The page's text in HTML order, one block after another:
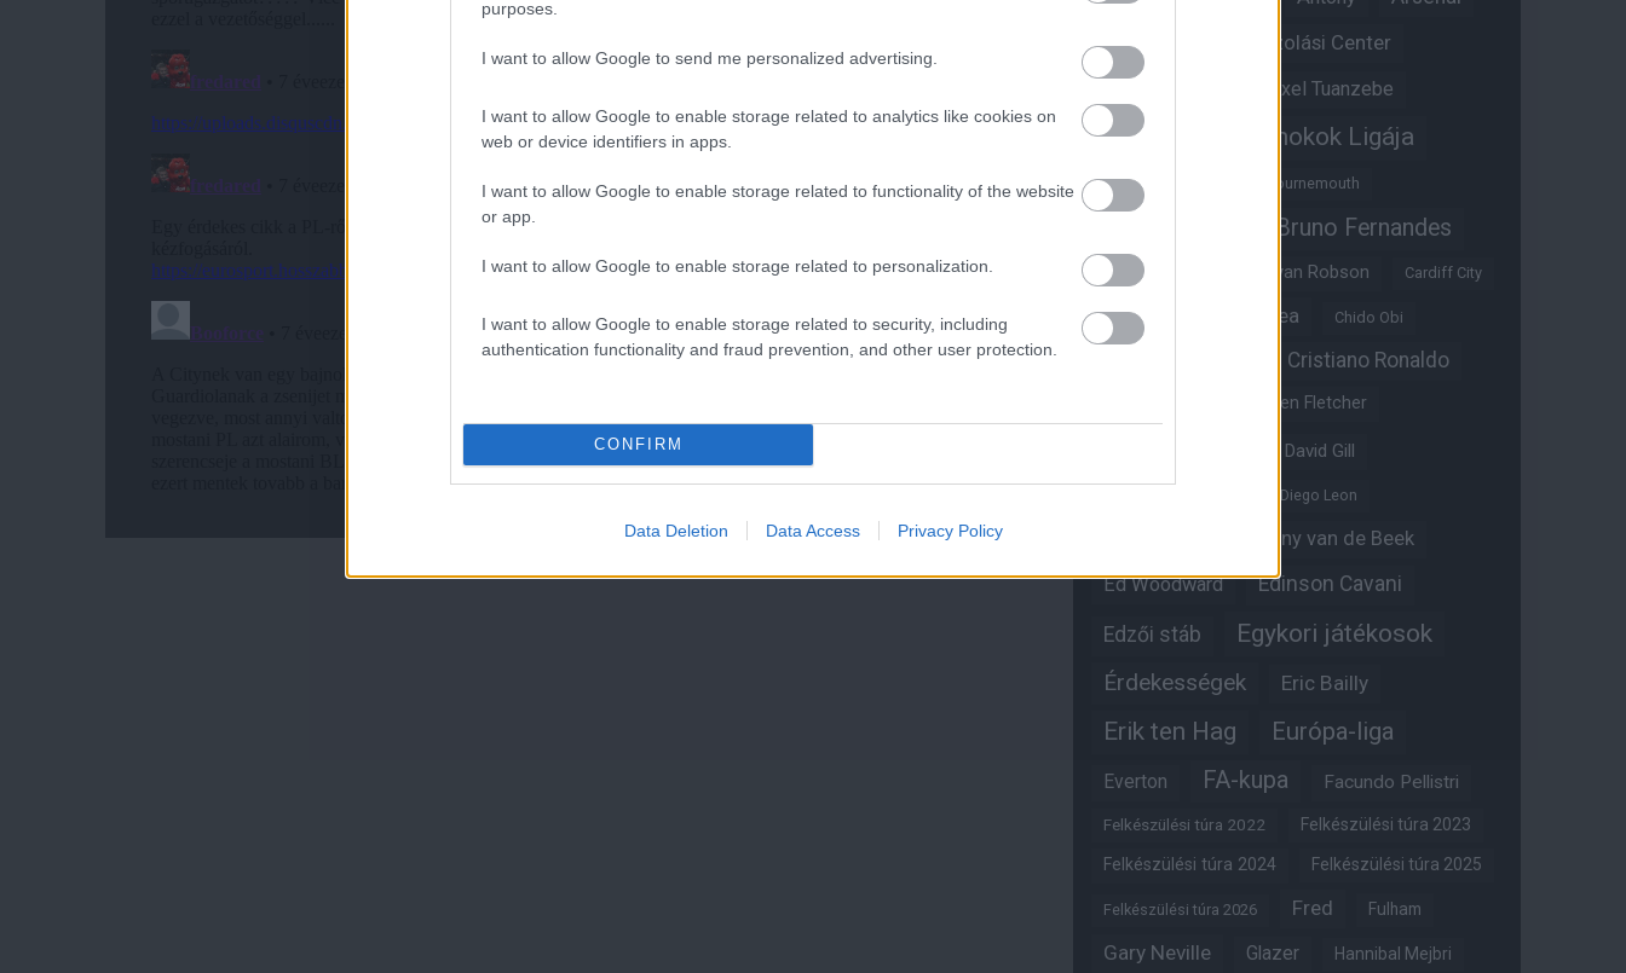
purposes.
I want to allow Google to send me personalized advertising.
I want to allow Google to enable storage related to analytics like cookies on
web or device identifiers in apps.
I want to allow Google to enable storage related to functionality of the website
or app.
I want to allow Google to enable storage related to personalization.
I want to allow Google to enable storage related to security, including
authentication functionality and fraud prevention, and other user protection.
CONFIRM
Data Deletion Data Access Privacy Policy
Aston Villa Átigazolási Center
Átigazolások Axel Tuanzebe
Ayden Heaven Bajnokok Ligája
Benjamin Sesko Bournemouth
Bruno Fernandes
Bryan Mbeumo Bryan Robson Cardiff City
Casemiro Chelsea Chido Obi
Cristiano Ronaldo
Darren Fletcher
David Gill
Diego Leon
Donny van de Beek
Ed Woodward
Edinson Cavani
Edzői stáb Egykori játékosok
Érdekességek Eric Bailly
Erik ten Hag Európa-liga
Everton FA-kupa Facundo Pellistri
Felkészülési túra 2022 Felkészülési túra 2023
Felkészülési túra 2024 Felkészülési túra 2025
Felkészülési túra 2026 Fred Fulham
Gary Neville Glazer Hannibal Mejbri